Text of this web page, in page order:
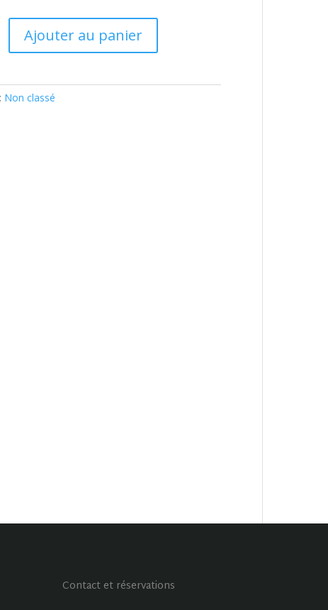
Ajouter au panier
Non classé
Contact et réservations